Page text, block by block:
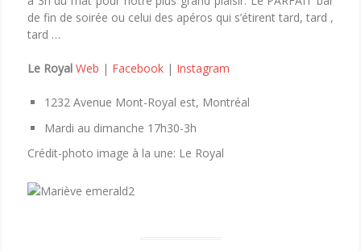
de fin de soirée ou celui des apéros qui s’étirent tard, tard ,
tard …
Le Royal Web | Facebook | Instagram
1232 Avenue Mont-Royal est, Montréal
Mardi au dimanche 17h30-3h
Crédit-photo image à la une: Le Royal